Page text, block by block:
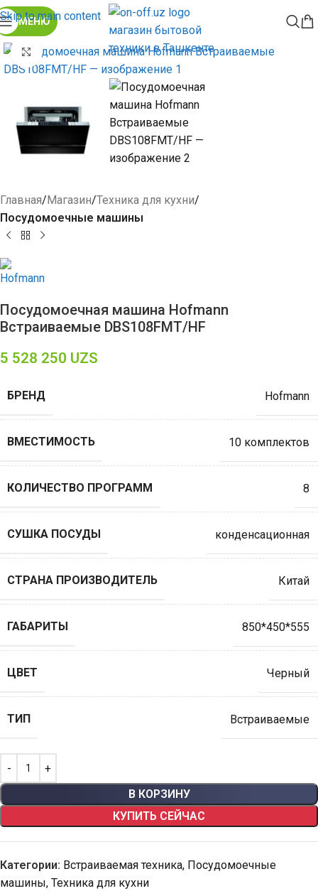
Skip to main content
МЕНЮ
Click to enlarge
Главная Магазин Техника для кухни
Посудомоечные машины
Посудомоечная машина Hofmann
Встраиваемые DBS108FMT/HF
5 528 250 UZS
БРЕНД Hofmann
ВМЕСТИМОСТЬ 10 комплектов
КОЛИЧЕСТВО ПРОГРАММ 8
СУШКА ПОСУДЫ конденсационная
СТРАНА ПРОИЗВОДИТЕЛЬ Китай
ГАБАРИТЫ 850*450*555
ЦВЕТ Черный
ТИП Встраиваемые
В КОРЗИНУ
КУПИТЬ СЕЙЧАС
Категории: Встраиваемая техника, Посудомоечные
машины, Техника для кухни